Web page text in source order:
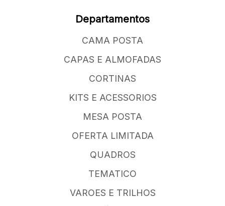
Departamentos
CAMA POSTA
CAPAS E ALMOFADAS
CORTINAS
KITS E ACESSORIOS
MESA POSTA
OFERTA LIMITADA
QUADROS
TEMATICO
VAROES E TRILHOS